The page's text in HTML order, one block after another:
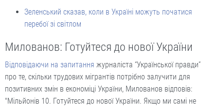
Зеленський сказав, коли в Україні можуть початися
перебої зі світлом
Милованов: Готуйтеся до нової України
Відповідаючи на запитання журналіста “Української правди”
про те, скільки трудових мігрантів потрібно залучити для
позитивних змін в економіці України, Милованов відповів:
"Мільйонів 10. Готуйтеся до нової України. Якщо ми самі не